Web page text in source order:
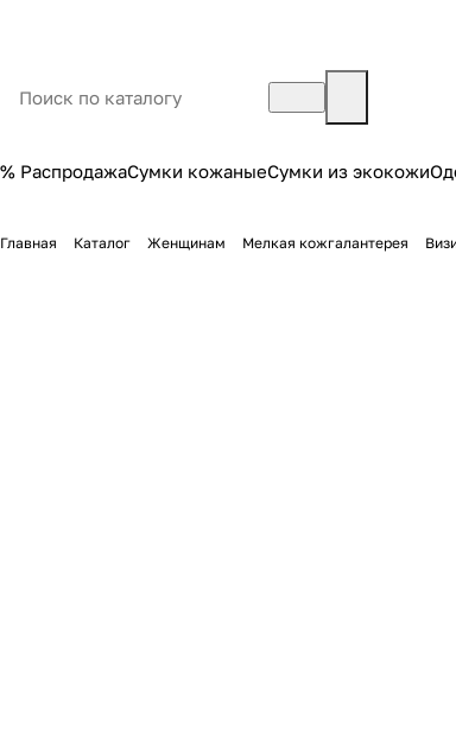
% РаспродажаСумки кожаныеСумки из экокожи
Главная Каталог Женщинам Мелкая кожгалантерея